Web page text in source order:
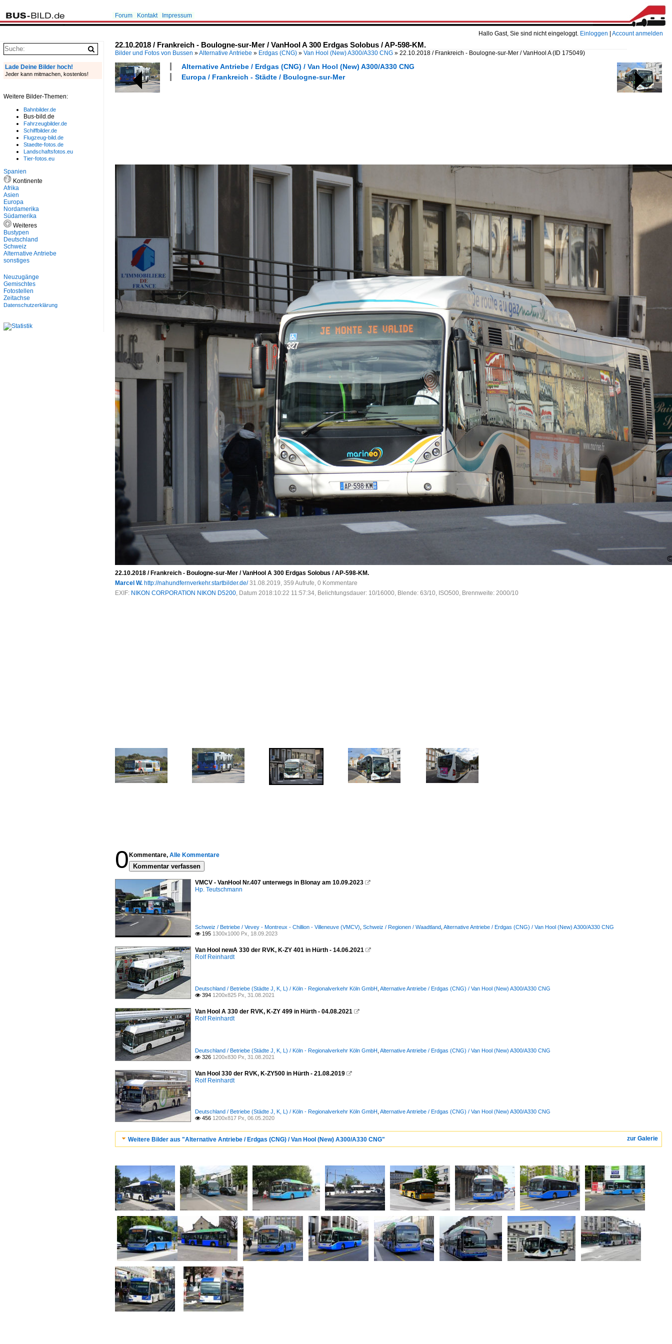
Hallo Gast, Sie sind nicht eingeloggt. Einloggen Account anmelden
Forum Kontakt Impressum
22.10.2018 / Frankreich - Boulogne-sur-Mer / VanHool A 300 Erdgas Solobus / AP-598-KM.
Bilder und Fotos von Bussen »Alternative Antriebe » Erdgas (CNG) » Van Hool (New) A300/A330 CNG » 22.10.2018 / Frankreich - Boulogne-sur-Mer / VanHool A(ID 175049)
Alternative Antriebe / Erdgas (CNG) / Van Hool (New) A300/A330 CNG
Europa / Frankreich - Städte / Boulogne-sur-Mer
22.10.2018 / Frankreich - Boulogne-sur-Mer / VanHool A 300 Erdgas Solobus / AP-598-KM.
Marcel W. http://nahundfernverkehr.startbilder.de/ 31.08.2019, 359 Aufrufe, 0 Kommentare
EXIF: NIKON CORPORATION NIKON D5200, Datum 2018:10:22 11:57:34, Belichtungsdauer: 10/16000, Blende: 63/10, ISO500, Brennweite: 2000/10
0 Kommentare, Alle Kommentare
Kommentar verfassen
VMCV - VanHool Nr.407 unterwegs in Blonay am 10.09.2023 
Hp. Teutschmann
Schweiz / Betriebe / Vevey - Montreux - Chillion - Villeneuve (VMCV) Schweiz / Regionen / Waadtland Alternative Antriebe / Erdgas (CNG) / Van Hool (New) A300/A330 CNG
 195 1300x1000 Px, 18.09.2023
Van Hool newA 330 der RVK, K-ZY 401 in Hürth - 14.06.2021 
Rolf Reinhardt
Deutschland / Betriebe (Städte J, K, L) / Köln - Regionalverkehr Köln GmbH Alternative Antriebe / Erdgas (CNG) / Van Hool (New) A300/A330 CNG
 394 1200x825 Px, 31.08.2021
Van Hool A 330 der RVK, K-ZY 499 in Hürth - 04.08.2021 
Rolf Reinhardt
Deutschland / Betriebe (Städte J, K, L) / Köln - Regionalverkehr Köln GmbH Alternative Antriebe / Erdgas (CNG) / Van Hool (New) A300/A330 CNG
 326 1200x830 Px, 31.08.2021
Van Hool 330 der RVK, K-ZY500 in Hürth - 21.08.2019 
Rolf Reinhardt
Deutschland / Betriebe (Städte J, K, L) / Köln - Regionalverkehr Köln GmbH Alternative Antriebe / Erdgas (CNG) / Van Hool (New) A300/A330 CNG
 456 1200x817 Px, 06.05.2020
zur Galerie
Weitere Bilder aus "Alternative Antriebe / Erdgas (CNG) / Van Hool (New) A300/A330 CNG"
Lade Deine Bilder hoch!
Jeder kann mitmachen, kostenlos!
Weitere Bilder-Themen:
Bahnbilder.de
Bus-bild.de
Fahrzeugbilder.de
Schiffbilder.de
Flugzeug-bild.de
Staedte-fotos.de
Landschaftsfotos.eu
Tier-fotos.eu
Spanien
Kontinente
Afrika
Asien
Europa
Nordamerika
Südamerika
Weiteres
Bustypen
Deutschland
Schweiz
Alternative Antriebe
sonstiges
Neuzugänge
Gemischtes
Fotostellen
Zeitachse
Datenschutzerklärung